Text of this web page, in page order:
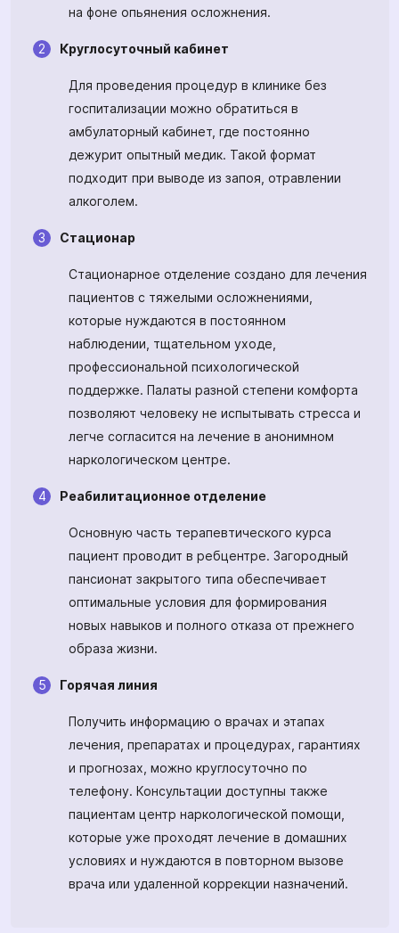
на фоне опьянения осложнения.
Круглосуточный кабинет
Для проведения процедур в клинике без
госпитализации можно обратиться в
амбулаторный кабинет, где постоянно
дежурит опытный медик. Такой формат
подходит при выводе из запоя, отравлении
алкоголем.
Стационар
Стационарное отделение создано для лечения
пациентов с тяжелыми осложнениями,
которые нуждаются в постоянном
наблюдении, тщательном уходе,
профессиональной психологической
поддержке. Палаты разной степени комфорта
позволяют человеку не испытывать стресса и
легче согласится на лечение в анонимном
наркологическом центре.
Реабилитационное отделение
Основную часть терапевтического курса
пациент проводит в ребцентре. Загородный
пансионат закрытого типа обеспечивает
оптимальные условия для формирования
новых навыков и полного отказа от прежнего
образа жизни.
Горячая линия
Получить информацию о врачах и этапах
лечения, препаратах и процедурах, гарантиях
и прогнозах, можно круглосуточно по
телефону. Консультации доступны также
пациентам центр наркологической помощи,
которые уже проходят лечение в домашних
условиях и нуждаются в повторном вызове
врача или удаленной коррекции назначений.